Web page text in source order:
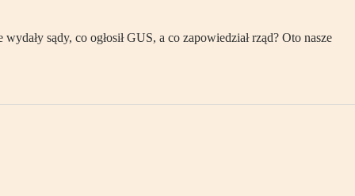
sądy, co ogłosił GUS, a co zapowiedział rząd? Oto nasze